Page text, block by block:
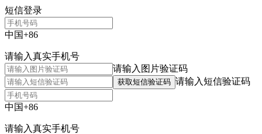
短信登录
中国+86
请输入真实手机号
请输入图片验证码
获取短信验证码 请输入短信验证码
中国+86
请输入真实手机号